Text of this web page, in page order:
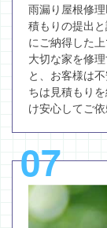
雨漏り屋根修
積もりの提出
にご納得した
大切な家を修
と、お客様は
ちは見積もり
け安心してご
07